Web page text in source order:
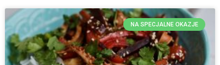
NA SPECJALNE OKAZJE